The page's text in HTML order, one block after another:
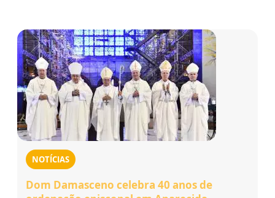
NOTÍCIAS
Dom Damasceno celebra 40 anos de